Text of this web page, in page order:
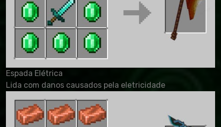
Espada Elétrica
Lida com danos causados pela eletricidade